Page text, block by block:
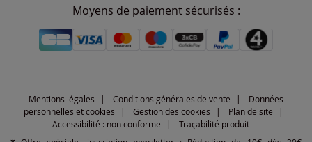
Moyens de paiement sécurisés :
Mentions légales Conditions générales de vente
Données
personnelles et cookies
Gestion des cookies
Plan de site
Accessibilité : non conforme
Traçabilité produit